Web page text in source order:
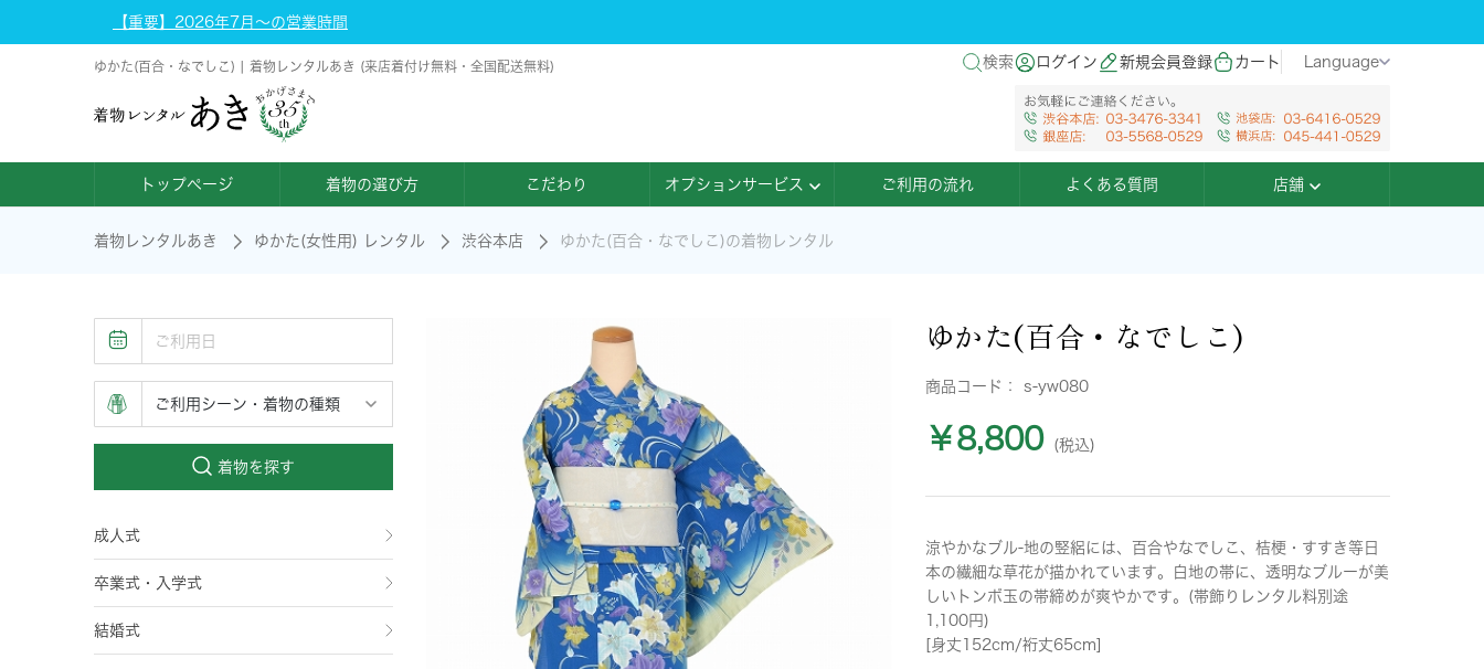
【重要】2026年7月～の営業時間
ゆかた(百合・なでしこ) | 着物レンタルあき (来店着付け無料・全国配送無料) 検索 ログイン 新規会員登録 カート Language
トップページ 着物の選び方 こだわり オプションサービス ご利用の流れ よくある質問 店舗
着物レンタルあき ゆかた(女性用) レンタル 渋谷本店 ゆかた(百合・なでしこ)の着物レンタル
着物を探す
成人式
卒業式・入学式
結婚式
ゆかた(百合・なでしこ)
商品コード： s-yw080
￥8,800 (税込)
涼やかなブル-地の竪絽には、百合やなでしこ、桔梗・すすき等日
本の繊細な草花が描かれています。白地の帯に、透明なブルーが美
しいトンボ玉の帯締めが爽やかです。(帯飾りレンタル料別途
1,100円)
[身丈152cm/裄丈65cm]